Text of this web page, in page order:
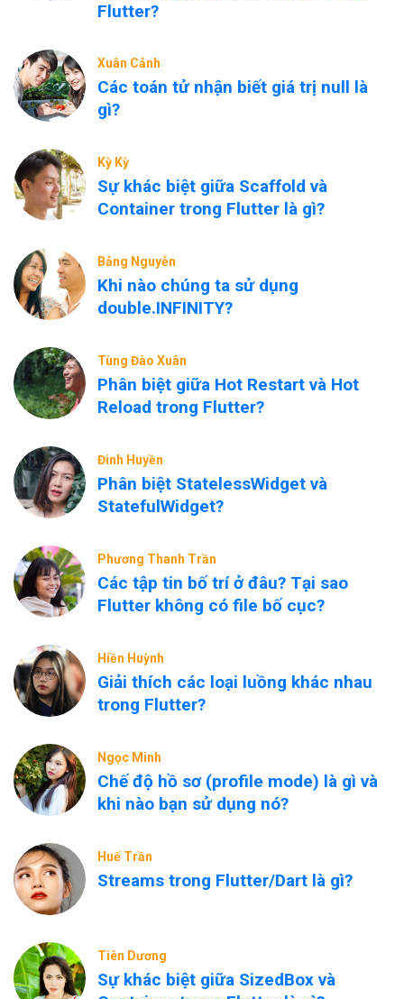
Flutter?
Xuân Cảnh
Các toán tử nhận biết giá trị null là
gì?
Kỳ Kỳ
Sự khác biệt giữa Scaffold và
Container trong Flutter là gì?
Bảng Nguyễn
Khi nào chúng ta sử dụng
double.INFINITY?
Tùng Đào Xuân
Phân biệt giữa Hot Restart và Hot
Reload trong Flutter?
Đinh Huyền
Phân biệt StatelessWidget và
StatefulWidget?
Phương Thanh Trần
Các tập tin bố trí ở đâu? Tại sao
Flutter không có file bố cục?
Hiền Huỳnh
Giải thích các loại luồng khác nhau
trong Flutter?
Ngọc Minh
Chế độ hồ sơ (profile mode) là gì và
khi nào bạn sử dụng nó?
Huế Trần
Streams trong Flutter/Dart là gì?
Tiên Dương
Sự khác biệt giữa SizedBox và